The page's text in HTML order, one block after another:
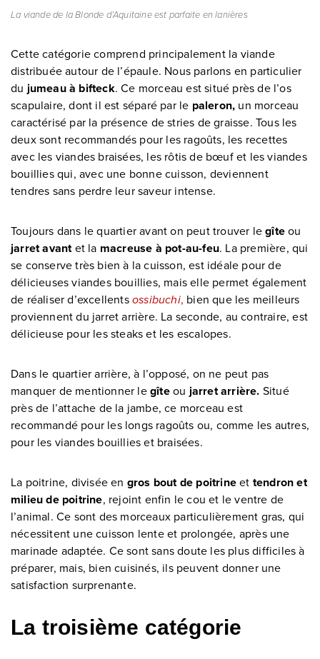
La viande de la Blonde d’Aquitaine est parfaite en lanières
Cette catégorie comprend principalement la viande
distribuée autour de l’épaule. Nous parlons en particulier
du jumeau à bifteck. Ce morceau est situé près de l’os
scapulaire, dont il est séparé par le paleron, un morceau
caractérisé par la présence de stries de graisse. Tous les
deux sont recommandés pour les ragoûts, les recettes
avec les viandes braisées, les rôtis de bœuf et les viandes
bouillies qui, avec une bonne cuisson, deviennent
tendres sans perdre leur saveur intense.
Toujours dans le quartier avant on peut trouver legîteou
jarret avant et la macreuse à pot-au-feu. La première, qui
se conserve très bien à la cuisson, est idéale pour de
délicieuses viandes bouillies, mais elle permet également
de réaliser d’excellents ossibuchi, bien que les meilleurs
proviennent du jarret arrière. La seconde, au contraire, est
délicieuse pour les steaks et les escalopes.
Dans le quartier arrière, à l’opposé, on ne peut pas
manquer de mentionner le gîte ou jarret arrière. Situé
près de l’attache de la jambe, ce morceau est
recommandé pour les longs ragoûts ou, comme les autres,
pour les viandes bouillies et braisées.
La poitrine, divisée en gros bout de poitrine et tendron et
milieu de poitrine, rejoint enfin le cou et le ventre de
l’animal. Ce sont des morceaux particulièrement gras, qui
nécessitent une cuisson lente et prolongée, après une
marinade adaptée. Ce sont sans doute les plus difficiles à
préparer, mais, bien cuisinés, ils peuvent donner une
satisfaction surprenante.
La troisième catégorie